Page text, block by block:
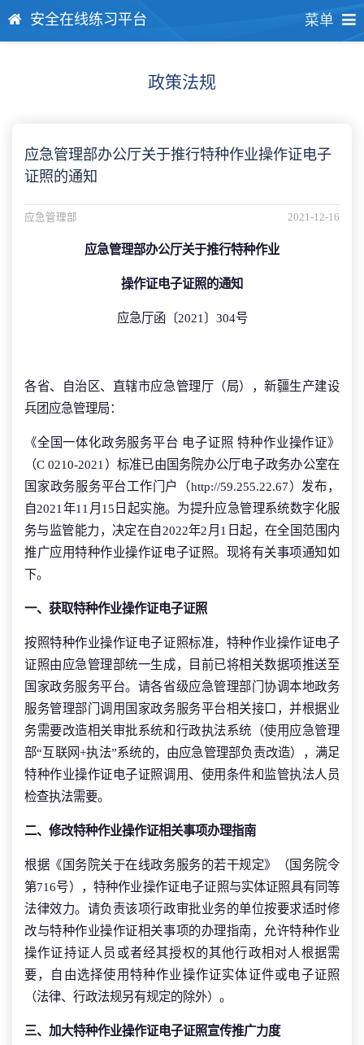
安全在线练习平台 菜单
政策法规
应急管理部办公厅关于推行特种作业操作证电子
证照的通知
应急管理部 2021-12-16
应急管理部办公厅关于推行特种作业
操作证电子证照的通知
应急厅函〔2021〕304号
各省、自治区、直辖市应急管理厅（局），新疆生产建设
兵团应急管理局：
《全国一体化政务服务平台 电子证照 特种作业操作证》
（C 0210-2021）标准已由国务院办公厅电子政务办公室在
国家政务服务平台工作门户（http://59.255.22.67）发布，
自2021年11月15日起实施。为提升应急管理系统数字化服
务与监管能力，决定在自2022年2月1日起，在全国范围内
推广应用特种作业操作证电子证照。现将有关事项通知如
下。
一、获取特种作业操作证电子证照
按照特种作业操作证电子证照标准，特种作业操作证电子
证照由应急管理部统一生成，目前已将相关数据项推送至
国家政务服务平台。请各省级应急管理部门协调本地政务
服务管理部门调用国家政务服务平台相关接口，并根据业
务需要改造相关审批系统和行政执法系统（使用应急管理
部“互联网+执法”系统的，由应急管理部负责改造），满足
特种作业操作证电子证照调用、使用条件和监管执法人员
检查执法需要。
二、修改特种作业操作证相关事项办理指南
根据《国务院关于在线政务服务的若干规定》（国务院令
第716号），特种作业操作证电子证照与实体证照具有同等
法律效力。请负责该项行政审批业务的单位按要求适时修
改与特种作业操作证相关事项的办理指南，允许特种作业
操作证持证人员或者经其授权的其他行政相对人根据需
要，自由选择使用特种作业操作证实体证件或电子证照
（法律、行政法规另有规定的除外）。
三、加大特种作业操作证电子证照宣传推广力度